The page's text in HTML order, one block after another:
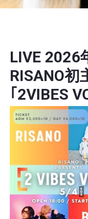
LIVE 2026
RISANO初
｢2VIBES